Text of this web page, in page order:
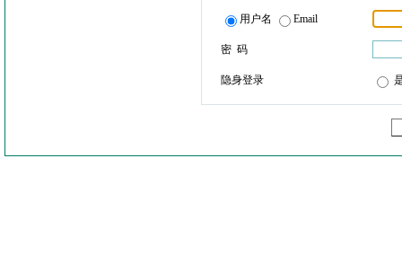
用户名 Email
密 码
隐身登录